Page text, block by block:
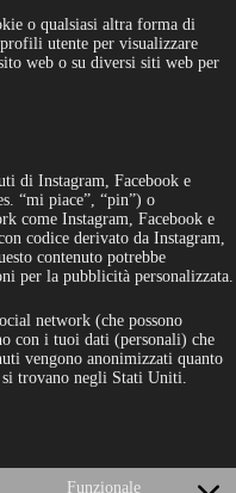
o qualsiasi altra forma di
utente per visualizzare
web o su diversi siti web per
di Instagram, Facebook e
“mi piace”, “pin”) o
come Instagram, Facebook e
codice derivato da Instagram,
contenuto potrebbe
per la pubblicità personalizzata.
network (che possono
con i tuoi dati (personali) che
vengono anonimizzati quanto
si trovano negli Stati Uniti.
Funzionale